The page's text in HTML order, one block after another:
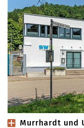
Murrhardt und